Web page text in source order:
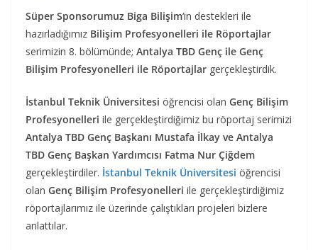
Süper Sponsorumuz Biga Bilişim‘in destekleri ile
hazırladığımız Bilişim Profesyonelleri ile Röportajlar
serimizin 8. bölümünde; Antalya TBD Genç ile Genç
Bilişim Profesyonelleri ile Röportajlar gerçekleştirdik.
İstanbul Teknik Üniversitesi öğrencisi olan Genç Bilişim
Profesyonelleri ile gerçekleştirdiğimiz bu röportaj serimizi
Antalya TBD Genç Başkanı Mustafa İlkay ve Antalya
TBD Genç Başkan Yardımcısı Fatma Nur Çiğdem
gerçekleştirdiler. İstanbul Teknik Üniversitesi öğrencisi
olan Genç Bilişim Profesyonelleri ile gerçekleştirdiğimiz
röportajlarımız ile üzerinde çalıştıkları projeleri bizlere
anlattılar.